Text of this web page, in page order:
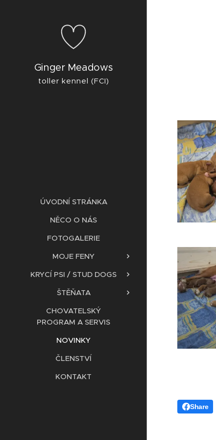
Ginger Meadows
toller kennel (FCI)
ÚVODNÍ STRÁNKA
NĚCO O NÁS
FOTOGALERIE
MOJE FENY
KRYCÍ PSI / STUD DOGS
ŠTĚŇATA
CHOVATELSKÝ
PROGRAM A SERVIS
NOVINKY
ČLENSTVÍ
KONTAKT
Share